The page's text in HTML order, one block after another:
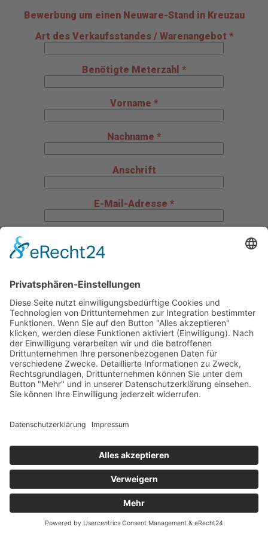
Bewerbung um einen Neuware-Stand in Kreuzau
Art des Verkaufsstandes / Warenangebot *
Benötigte Meterzahl *
Vorname *
Nachname *
Anschrift
E-Mail-Adresse *
Datenschutz
Ja, ich habe die Datenschutzerklärung zur Kenntnis
mir angegebenen Daten elektronisch erhoben und
streng zweckgebunden zur Bearbeitung und
Beantwortung meiner Anfrage benutzt. Mit dem
Absenden des Kontaktformulars erkläre ich mich mit
der Verarbeitung einverstanden.